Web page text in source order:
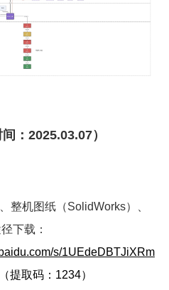
：2025.03.07）
整机图纸（SolidWorks）、
下载：
s/1UEdeDBTJiXRm
提取码：1234）